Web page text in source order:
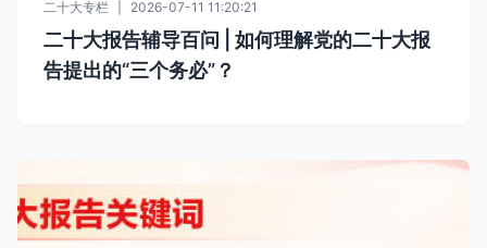
二十大专栏 2026-07-11 11:20:21
二十大报告辅导百问 | 如何理解党的二十大报
告提出的“三个务必”？